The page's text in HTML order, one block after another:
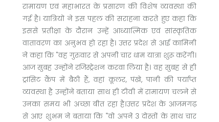
रामायण एवं महाभारत के प्रसारण की विशेष व्यवस्था की
गई है। यात्रियों ने इस पहल की सराहना करते हुए कहा कि
इससे प्रतीक्षा के दौरान उन्हें आध्यात्मिक एवं सांस्कृतिक
वातावरण का अनुभव हो रहा है। उत्तर प्रदेश से आई कामिनी
ने कहा कि "वह गुरुवार से अपनी चार धाम यात्रा शुरू करेंगी।
आज सुबह उन्होंने रजिस्ट्रेशन करवा लिया है। वह सुबह से ही
ट्रांसिट कैंप में बैठी हैं, वहां कूलर, पंखे, पानी की पर्याप्त
व्यवस्था है उन्होंने बताया साथ ही टीवी में रामायण चलने से
उनका समय भी अच्छा बीत रहा है।उत्तर प्रदेश के आजमगढ़
से आए शुभम ने बताया कि "वो अपने 3 दोस्तों के साथ चार